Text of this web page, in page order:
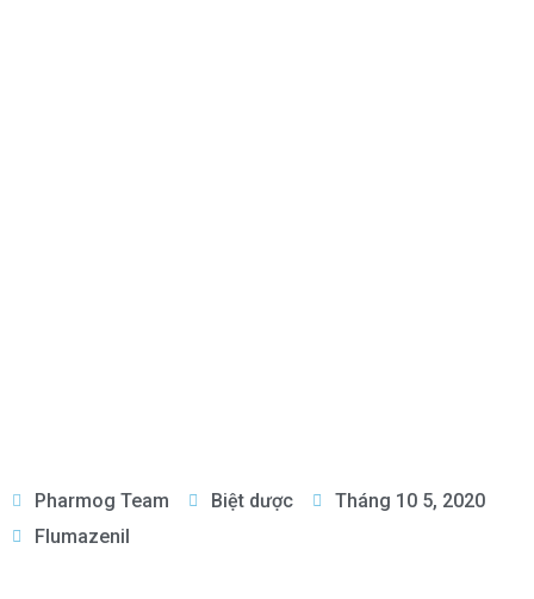
Pharmog Team Biệt dược
Tháng 10 5, 2020
Flumazenil